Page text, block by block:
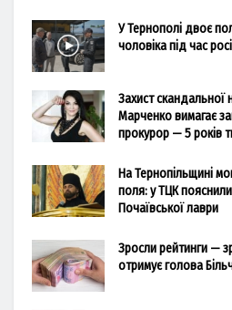
У Тернополі двоє
чоловіка під час
Захист
Марченко вимагає
прокурор — 5 років
На Тернопільщині
поля: у ТЦК
Почаївської лаври
Зросли рейтинги —
отримує голова